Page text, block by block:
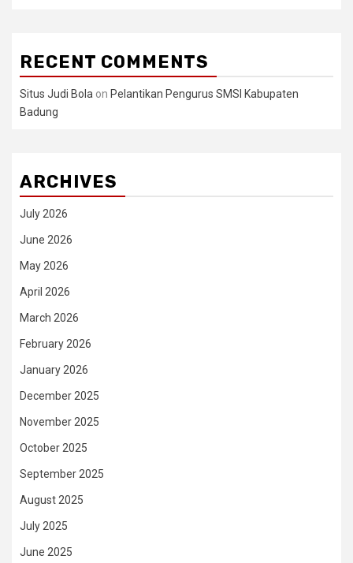
RECENT COMMENTS
Situs Judi Bola on Pelantikan Pengurus SMSI Kabupaten
Badung
ARCHIVES
July 2026
June 2026
May 2026
April 2026
March 2026
February 2026
January 2026
December 2025
November 2025
October 2025
September 2025
August 2025
July 2025
June 2025